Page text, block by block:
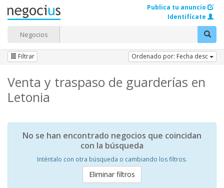
Negocios
Publica tu anuncio
Identifícate
Filtrar Ordenado por: Fecha desc
Venta y traspaso de guarderías en
Letonia
No se han encontrado negocios que coincidan
con la búsqueda
Inténtalo con otra búsqueda o cambiando los filtros.
Eliminar filtros